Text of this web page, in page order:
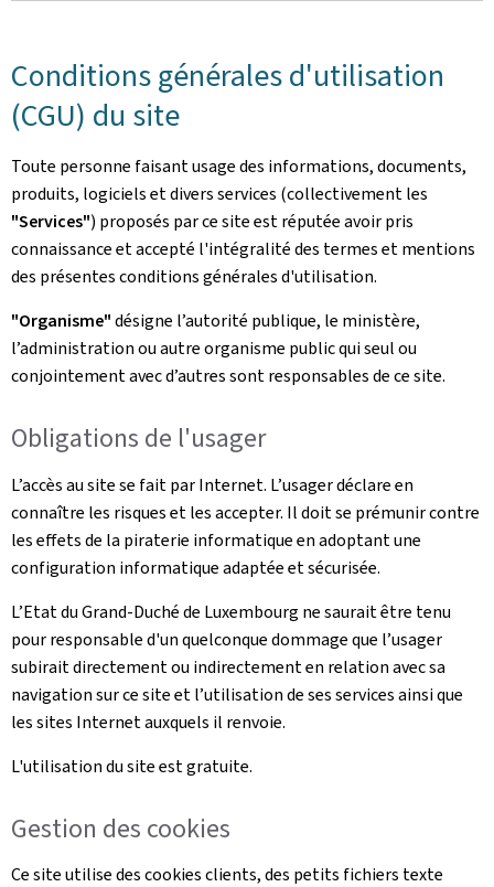
Conditions générales d'utilisation
(CGU) du site
Toute personne faisant usage des informations, documents,
produits, logiciels et divers services (collectivement les
"Services") proposés par ce site est réputée avoir pris
connaissance et accepté l'intégralité des termes et mentions
des présentes conditions générales d'utilisation.
"Organisme"désigne l’autorité publique, le ministère,
l’administration ou autre organisme public qui seul ou
conjointement avec d’autres sont responsables de ce site.
Obligations de l'usager
L’accès au site se fait par Internet. L’usager déclare en
connaître les risques et les accepter. Il doit se prémunir contre
les effets de la piraterie informatique en adoptant une
configuration informatique adaptée et sécurisée.
L’Etat du Grand-Duché de Luxembourg ne saurait être tenu
pour responsable d'un quelconque dommage que l’usager
subirait directement ou indirectement en relation avec sa
navigation sur ce site et l’utilisation de ses services ainsi que
les sites Internet auxquels il renvoie.
L'utilisation du site est gratuite.
Gestion des cookies
Ce site utilise des cookies clients, des petits fichiers texte